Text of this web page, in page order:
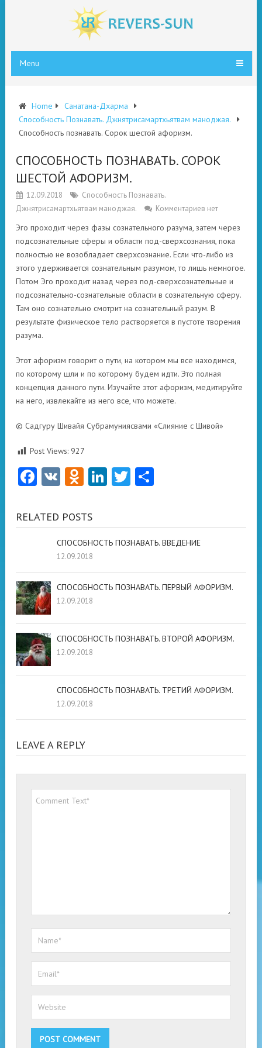
Menu
Home
Санатана-Дхарма
Способность Познавать. Джнятрисамартхьятвам маноджая.
Способность познавать. Сорок шестой афоризм.
СПОСОБНОСТЬ ПОЗНАВАТЬ. СОРОК
ШЕСТОЙ АФОРИЗМ.
12.09.2018
Способность Познавать.
Джнятрисамартхьятвам маноджая.
Комментариев нет
Эго проходит через фазы сознательного разума, затем через
подсознательные сферы и области под-сверхсознания, пока
полностью не возобладает сверхсознание. Если что-либо из
этого удерживается сознательным разумом, то лишь немногое.
Потом Эго проходит назад через под-сверхсознательные и
подсознательно-сознательные области в сознательную сферу.
Там оно сознательно смотрит на сознательный разум. В
результате физическое тело растворяется в пустоте творения
разума.
Этот афоризм говорит о пути, на котором мы все находимся,
по которому шли и по которому будем идти. Это полная
концепция данного пути. Изучайте этот афоризм, медитируйте
на него, извлекайте из него все, что можете.
© Садгуру Шивайя Субрамуниясвами «Слияние с Шивой»
Post Views: 927
Facebook
VK Odnoklassniki
LinkedIn
Twitter
RELATED POSTS
СПОСОБНОСТЬ ПОЗНАВАТЬ. ВВЕДЕНИЕ
12.09.2018
СПОСОБНОСТЬ ПОЗНАВАТЬ. ПЕРВЫЙ АФОРИЗМ.
12.09.2018
СПОСОБНОСТЬ ПОЗНАВАТЬ. ВТОРОЙ АФОРИЗМ.
12.09.2018
СПОСОБНОСТЬ ПОЗНАВАТЬ. ТРЕТИЙ АФОРИЗМ.
12.09.2018
LEAVE A REPLY